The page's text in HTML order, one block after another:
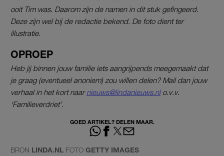
ooit Tim was. Daarom zijn de namen in dit stuk gefingeerd.
Deze zijn wel bij de redactie bekend. De foto dient ter
illustratie.
OPROEP
Heb jij binnen jouw familie iets aangrijpends meegemaakt dat
je graag (eventueel anoniem) zou willen delen? Mail dan jouw
verhaal in het kort naarnieuws@lindanieuws.nlo.v.v.
‘Familieverdriet’.
GOED ARTIKEL? DELEN MAAR.
BRON LINDA.NL FOTO GETTY IMAGES